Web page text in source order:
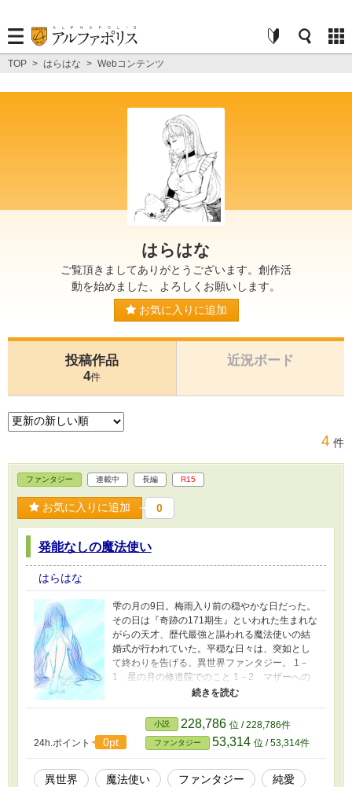
TOP > はらはな > Webコンテンツ
はらはな
ご覧頂きましてありがとうございます。創作活
動を始めました、よろしくお願いします。
お気に入りに追加
投稿作品
4件
近況ボード
4 件
ファンタジー 連載中 長編 R15
お気に入りに追加 0
発能なしの魔法使い
はらはな
雫の月の9日。梅雨入り前の穏やかな日だった。
その日は『奇跡の171期生』といわれた生まれな
がらの天才、歴代最強と謳われる魔法使いの結
婚式が行われていた。平穏な日々は、突如とし
て終わりを告げる。異世界ファンタジー。 1－
1 星の月の修道院でのこと 1－2 マザーへの
手紙 1－3 過保護な誰か 1－4 何からこの子は
隠されているのか？ 1－5 隣の魔法教会 1－6
24h.ポイント 0pt
小説 228,786 位 / 228,786件
ファンタジー 53,314 位 / 53,314件
異世界 魔法使い ファンタジー
純愛